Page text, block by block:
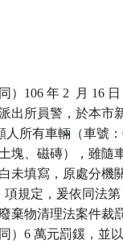
）106 年 2  月 16
出所員警，於本市
人所有車輛（車號
塊、磁磚），雖
未填寫，原處分機
項規定，爰依同法
棄物清理法案件裁
）6 萬元罰鍰，並